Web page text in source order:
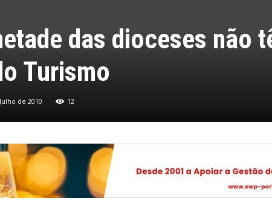
das dioceses não
Turismo
de 2010 12